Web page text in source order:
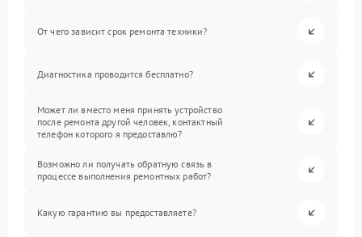
От чего зависит срок ремонта техники?
Диагностика проводится бесплатно?
Может ли вместо меня принять устройство
после ремонта другой человек, контактный
телефон которого я предоставлю?
Возможно ли получать обратную связь в
процессе выполнения ремонтных работ?
Какую гарантию вы предоставляете?